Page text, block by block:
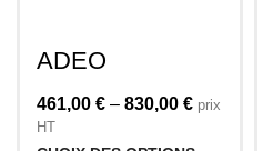
ADEO
16/9
461,00 € – 830,00 € prix
HT